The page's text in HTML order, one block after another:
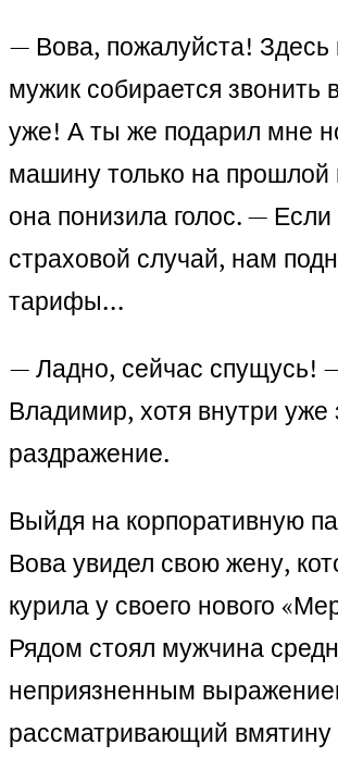
— Вова, пожалуйста! Здесь
мужик собирается звонить
уже! А ты же подарил мне
машину только на
она понизила голос. — Если
страховой случай, нам
тарифы…
— Ладно, сейчас спущусь!
Владимир, хотя внутри уже
раздражение.
Выйдя на корпоративную
Вова увидел свою жену,
курила у своего нового
Рядом стоял мужчина
неприязненным
рассматривающий вмятину